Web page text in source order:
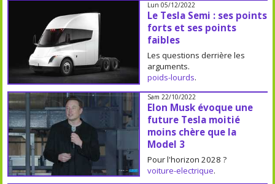
Lun 05/12/2022
Le Tesla Semi : ses points
forts et ses points
faibles
Les questions derrière les
arguments.
poids-lourds.
Sam 22/10/2022
Elon Musk évoque une
future Tesla moitié
moins chère que la
Model 3
Pour l'horizon 2028 ?
voiture-electrique.